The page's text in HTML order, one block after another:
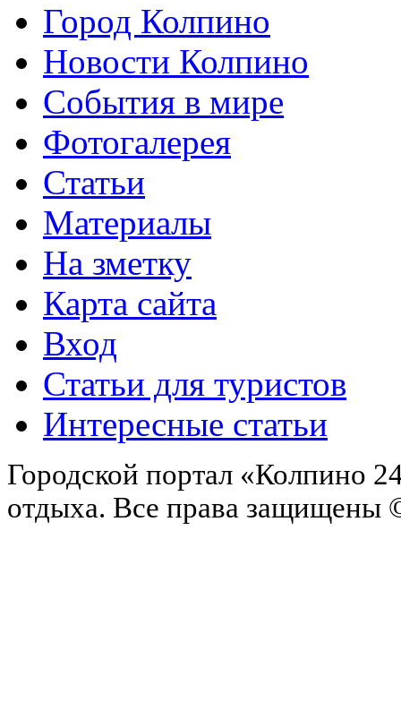
Город Колпино
Новости Колпино
События в мире
Фотогалерея
Статьи
Материалы
На зметку
Карта сайта
Вход
Статьи для туристов
Интересные статьи
Городской портал «Колпино
отдыха. Все права защищены